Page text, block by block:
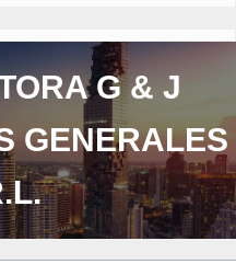
G & J
GENERALES